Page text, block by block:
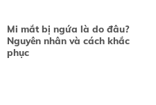
Mi mắt bị ngứa là do đâu?
Nguyên nhân và cách khắc
phục